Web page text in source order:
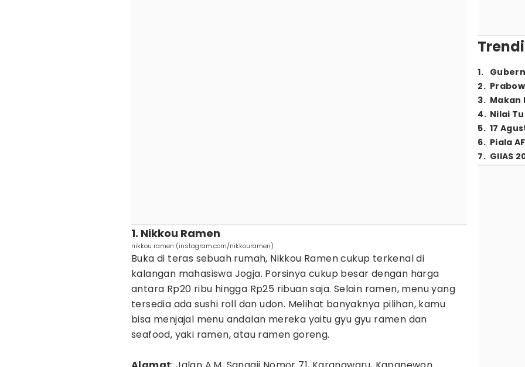
1. Nikkou Ramen
nikkou ramen (instagram.com/nikkouramen)
Buka di teras sebuah rumah, Nikkou Ramen cukup terkenal di
kalangan mahasiswa Jogja. Porsinya cukup besar dengan harga
antara Rp20 ribu hingga Rp25 ribuan saja. Selain ramen, menu yang
tersedia ada sushi roll dan udon. Melihat banyaknya pilihan, kamu
bisa menjajal menu andalan mereka yaitu gyu gyu ramen dan
seafood, yaki ramen, atau ramen goreng.
1.
2.
3. Makan
4. Nilai
5. 17
6. Piala
7. GIIAS